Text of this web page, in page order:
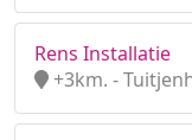
Rens Installatie
+3km. -